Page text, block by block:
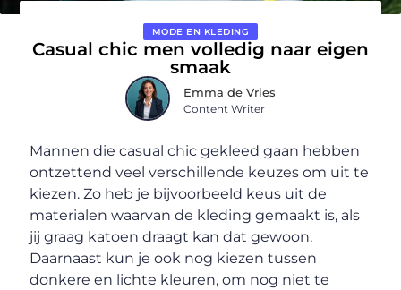
MODE EN KLEDING
Casual chic men volledig naar eigen
smaak
Emma de Vries
Content Writer
Mannen die casual chic gekleed gaan hebben
ontzettend veel verschillende keuzes om uit te
kiezen. Zo heb je bijvoorbeeld keus uit de
materialen waarvan de kleding gemaakt is, als
jij graag katoen draagt kan dat gewoon.
Daarnaast kun je ook nog kiezen tussen
donkere en lichte kleuren, om nog niet te